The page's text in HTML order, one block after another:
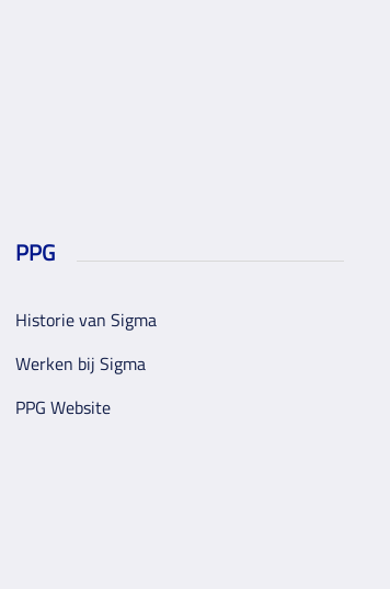
PPG
Historie van Sigma
Werken bij Sigma
PPG Website